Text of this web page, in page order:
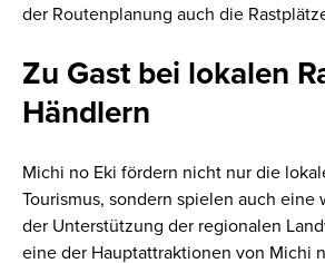
der Routenplanung auch die
Zu Gast bei lokalen
Händlern
Michi no Eki fördern nicht nur die
Tourismus, sondern spielen auch eine
der Unterstützung der regionalen
eine der Hauptattraktionen von Michi